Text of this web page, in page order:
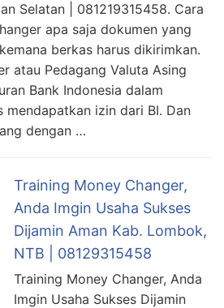
Selatan | 081219315458. Cara
apa saja dokumen yang
berkas harus dikirimkan.
atau Pedagang Valuta Asing
Bank Indonesia dalam
mendapatkan izin dari BI. Dan
dengan …
Training Money Changer,
Anda Imgin Usaha Sukses
Dijamin Aman Kab. Lombok,
NTB | 08129315458
Training Money Changer, Anda
Imgin Usaha Sukses Dijamin